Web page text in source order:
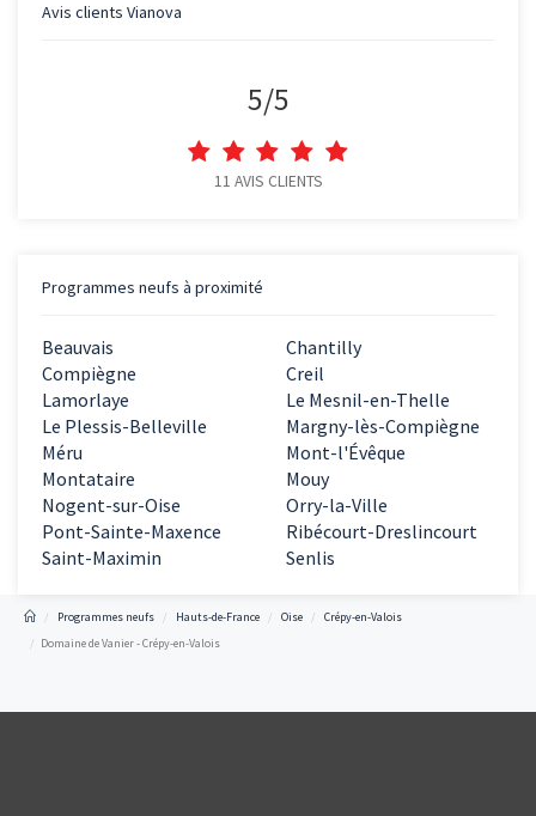
Avis clients Vianova
5/5
11 AVIS CLIENTS
Programmes neufs à proximité
Beauvais
Chantilly
Compiègne
Creil
Lamorlaye
Le Mesnil-en-Thelle
Le Plessis-Belleville
Margny-lès-Compiègne
Méru
Mont-l'Évêque
Montataire
Mouy
Nogent-sur-Oise
Orry-la-Ville
Pont-Sainte-Maxence
Ribécourt-Dreslincourt
Saint-Maximin
Senlis
Programmes neufs Hauts-de-France Oise
Crépy-en-Valois
Domaine de Vanier - Crépy-en-Valois